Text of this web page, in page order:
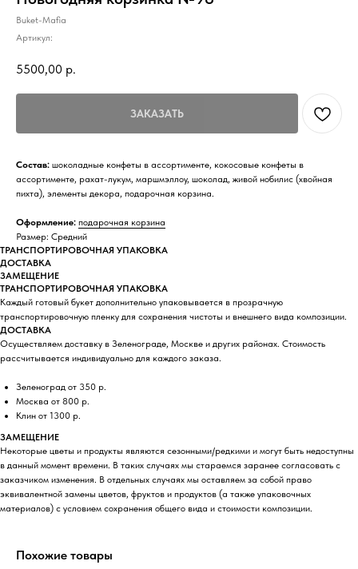
Buket-Mafia
Артикул:
5500,00 р.
ЗАКАЗАТЬ
Состав: шоколадные конфеты в ассортименте, кокосовые конфеты в
ассортименте, рахат-лукум, маршмэллоу, шоколад, живой нобилис (хвойная
пихта), элементы декора, подарочная корзина.
Оформление: подарочная корзина
Размер: Средний
ТРАНСПОРТИРОВОЧНАЯ УПАКОВКА
ДОСТАВКА
ЗАМЕЩЕНИЕ
ТРАНСПОРТИРОВОЧНАЯ УПАКОВКА
Каждый готовый букет дополнительно упаковывается в прозрачную
транспортировочную пленку для сохранения чистоты и внешнего вида композиции.
ДОСТАВКА
Осуществляем доставку в Зеленограде, Москве и других районах. Стоимость
рассчитывается индивидуально для каждого заказа.
Зеленоград от 350 р.
Москва от 800 р.
Клин от 1300 р.
ЗАМЕЩЕНИЕ
Некоторые цветы и продукты являются сезонными/редкими и могут быть недоступны
в данный момент времени. В таких случаях мы стараемся заранее согласовать с
заказчиком изменения. В отдельных случаях мы оставляем за собой право
эквивалентной замены цветов, фруктов и продуктов (а также упаковочных
материалов) с условием сохранения общего вида и стоимости композиции.
Похожие товары